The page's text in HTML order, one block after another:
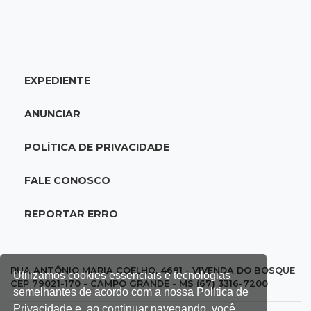
Utilizamos cookies essenciais e tecnologias
semelhantes de acordo com a nossa Política de
Privacidade e, ao continuar navegando, você
18:44Cidades
como as de estupros e roubos
Prefeitura prevê R$ 297 mil para instalar 2,5
que dobrar malha asfaltada até 2031
17:54 Promessa em ascensão
EXPEDIENTE
ANUNCIAR
POLÍTICA DE PRIVACIDADE
FALE CONOSCO
REPORTAR ERRO
RUA ANTÔNIO MARIA COELHO, 4681 - VIVENDA DO BOSQUE
CEP 79021-170 - CAMPO GRANDE - MS (67) 3316-7200